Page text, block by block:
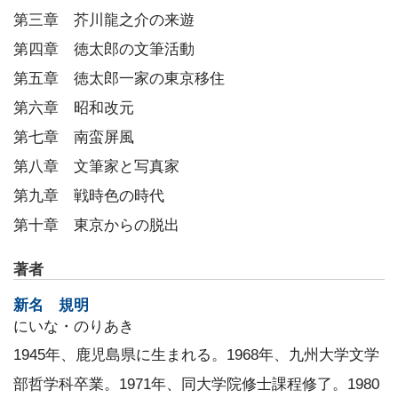
第三章 芥川龍之介の来遊
第四章 徳太郎の文筆活動
第五章 徳太郎一家の東京移住
第六章 昭和改元
第七章 南蛮屏風
第八章 文筆家と写真家
第九章 戦時色の時代
第十章 東京からの脱出
著者
新名 規明
にいな・のりあき
1945年、鹿児島県に生まれる。1968年、九州大学文学
部哲学科卒業。1971年、同大学院修士課程修了。1980